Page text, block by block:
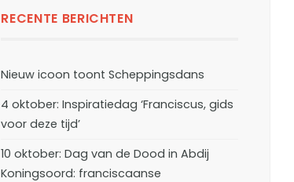
RECENTE BERICHTEN
Nieuw icoon toont Scheppingsdans
4 oktober: Inspiratiedag ‘Franciscus, gids
voor deze tijd’
10 oktober: Dag van de Dood in Abdij
Koningsoord: franciscaanse